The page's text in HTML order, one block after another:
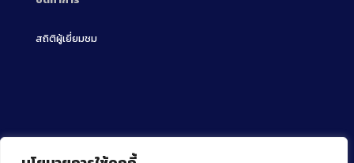
สถิติผู้เยี่ยมชม